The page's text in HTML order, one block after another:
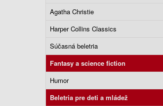
Agatha Christie
Harper Collins Classics
Súčasná beletria
Fantasy a science fiction
Humor
Beletria pre deti a mládež